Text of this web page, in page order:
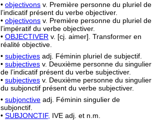
• objectivons v. Première personne du pluriel de
l’indicatif présent du verbe objectiver.
• objectivons v. Première personne du pluriel de
l’impératif du verbe objectiver.
• OBJECTIVER v. [cj. aimer]. Transformer en
réalité objective.
• subjectives adj. Féminin pluriel de subjectif.
• subjectives v. Deuxième personne du singulier
de l’indicatif présent du verbe subjectiver.
• subjectives v. Deuxième personne du singulier
du subjonctif présent du verbe subjectiver.
• subjonctive adj. Féminin singulier de
subjonctif.
• SUBJONCTIF, IVE adj. et n.m.